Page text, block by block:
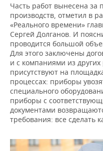
Часть работ вынесена за
производств, отметил в
«Реального времени»
Сергей Долганов. И
проводится большой
Для этого заключены
и с компаниями из
присутствуют на
процессах: приборы
специального
приборы с
документами
требования: все сделать